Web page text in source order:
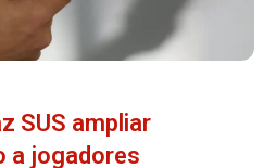
SUS ampliar
a jogadores